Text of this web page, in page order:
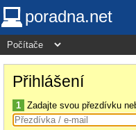
poradna.net
Přihlášení
1 Zadajte svou přezdívku